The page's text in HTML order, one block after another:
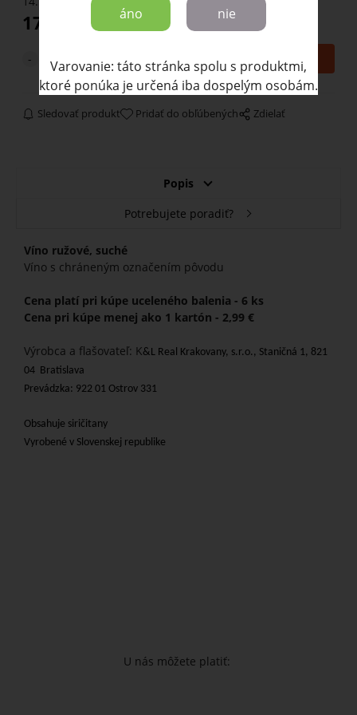
17.94
Sledovať produkt Pridať do obľúbených Zdielať
Popis
Potrebujete poradiť?
Víno ružové, suché
Víno s chráneným označením pôvodu
Cena platí pri kúpe uceleného balenia - 6 ks
Cena pri kúpe menej ako 1 kartón - 2,99 €
Výrobca a flašovateľ: K&L Real Krakovany, s.r.o., Staničná 1, 821
04 Bratislava
Prevádzka: 922 01 Ostrov 331
Obsahuje siričitany
Vyrobené v Slovenskej republike
U nás môžete platiť:
áno nie
Varovanie: táto stránka spolu s produktmi,
ktoré ponúka je určená iba dospelým osobám.